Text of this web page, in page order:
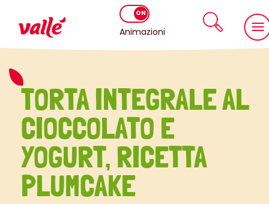
Animazioni
TORTA INTEGRALE AL
CIOCCOLATO E
YOGURT, RICETTA
PLUMCAKE